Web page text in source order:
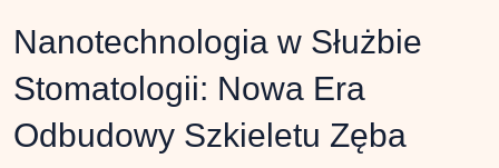
Nanotechnologia w Służbie
Stomatologii: Nowa Era
Odbudowy Szkieletu Zęba